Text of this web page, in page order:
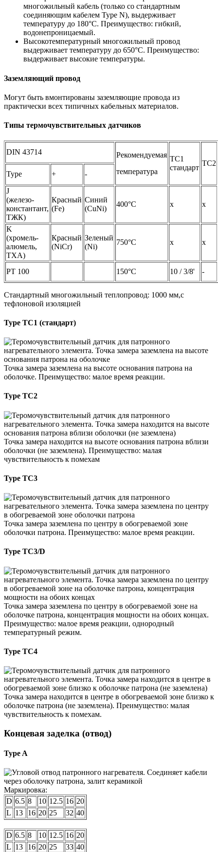
многожильный кабель (только со стандартным
соединяющим кабелем Type N), выдерживает
температуру до 180°C. Преимущество: гибкий,
водонепроницаемый.
Высокотемпературный многожильный провод
выдерживает температуру до 650°C. Преимущество:
выдерживает высокие температуры.
Заземляющий провод
Могут быть вмонтированы заземляющие провода из
практически всех типичных кабельных материалов.
Типы термочувствительных датчиков
DIN 43714
Рекомендуемая
температура
TC1
стандарт
TC2
Type
+ -
J
(железо-
константант,
ТЖК)
Красный
(Fe)
Синий
(CuNi)
400°C х х
K
(хромель-
алюмель,
ТХА)
Красный
(NiCr)
Зеленый
(Ni)
750°C х х
PT 100 150°C 10 / 3/8' -
Стандартный многожильный теплопровод: 1000 мм,с
тефлоновой изоляцией
Type TC1 (стандарт)
Точка замера заземлена на высоте основания патрона на
оболочке. Преимущество: малое время реакции.
Type TC2
Точка замера находится на высоте основания патрона вблизи
оболочки (не заземлена). Преимущество: малая
чувствительность к помехам
Type TC3
Точка замера заземлена по центру в обогреваемой зоне
оболочки патрона. Преимущество: малое время реакции.
Type TC3/D
Точка замера заземлена по центру в обогреваемой зоне на
оболочке патрона, концентрация мощности на обоих концах.
Преимущество: малое время реакции, однородный
температурный режим.
Type TC4
Точка замера находится в центре в обогреваемой зоне близко к
оболочке патрона (не заземлена). Преимущество: малая
чувствительность к помехам.
Концевая заделка (отвод)
Type A
Маркировка:
D 6.5 8 10 12.5 16 20
L 13 16 20 25 32 40
D 6.5 8 10 12.5 16 20
L 13 16 20 25 33 40